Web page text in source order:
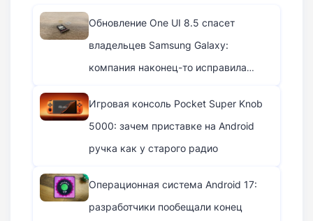
Обновление One UI 8.5 спасет
владельцев Samsung Galaxy:
компания наконец-то исправила
Игровая консоль Pocket Super Knob
5000: зачем приставке на Android
ручка как у старого радио
Операционная система Android 17:
разработчики пообещали конец